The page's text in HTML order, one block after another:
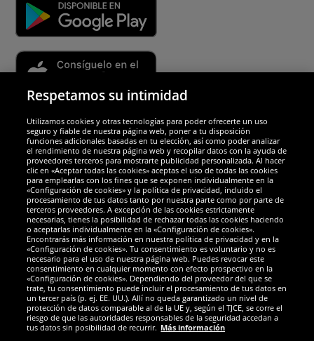
Socios y seguridad
Galardones
Redes sociales
Respetamos su intimidad
Utilizamos cookies y otras tecnologías para poder ofrecerte un uso
seguro y fiable de nuestra página web, poner a tu disposición
funciones adicionales basadas en tu elección, así como poder analizar
el rendimiento de nuestra página web y recopilar datos con la ayuda de
proveedores terceros para mostrarte publicidad personalizada. Al hacer
clic en «Aceptar todas las cookies» aceptas el uso de todas las cookies
para emplearlas con los fines que se exponen individualmente en la
«Configuración de cookies» y la política de privacidad, incluido el
procesamiento de tus datos tanto por nuestra parte como por parte de
terceros proveedores. A excepción de las cookies estrictamente
necesarias, tienes la posibilidad de rechazar todas las cookies haciendo
o aceptarlas individualmente en la «Configuración de cookies».
Encontrarás más información en nuestra política de privacidad y en la
«Configuración de cookies». Tu consentimiento es voluntario y no es
necesario para el uso de nuestra página web. Puedes revocar este
consentimiento en cualquier momento con efecto prospectivo en la
«Configuración de cookies». Dependiendo del proveedor del que se
trate, tu consentimiento puede incluir el procesamiento de tus datos en
un tercer país (p. ej. EE. UU.). Allí no queda garantizado un nivel de
protección de datos comparable al de la UE y, según el TJCE, se corre el
riesgo de que las autoridades responsables de la seguridad accedan a
tus datos sin posibilidad de recurrir. Más información